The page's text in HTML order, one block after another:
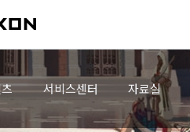
서비스센터 자료실